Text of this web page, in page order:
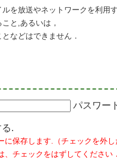
を放送やネットワークを利用
と,あるいは，
などはできません．
パスワー
.
に保存します.（チェックを外し
、チェックをはずしてください．